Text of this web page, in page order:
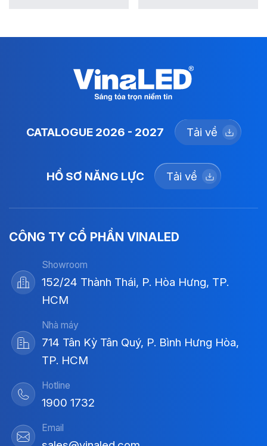
CATALOGUE 2026 - 2027 Tải về
HỒ SƠ NĂNG LỰC Tải về
CÔNG TY CỔ PHẦN VINALED
Showroom
152/24 Thành Thái, P. Hòa Hưng, TP.
HCM
Nhà máy
714 Tân Kỳ Tân Quý, P. Bình Hưng Hòa,
TP. HCM
Hotline
1900 1732
Email